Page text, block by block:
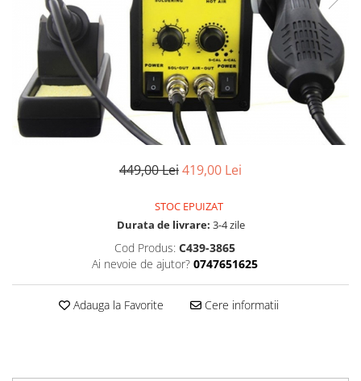
Izolatori pentru poartǎ
Izolatori Speciali
Izolatori pentru sistem T-POST
Pachete Gard electric
Gard electric pentru Animale
sălbatice
Gard Electric pentru Bovine, Oi,
Gard Electric pentru Vaci și Oi
Pachete cu Impulsator + Panou +
Alimentator Gard Electric
449,00 Lei419,00 Lei
STOC EPUIZAT
Durata de livrare: 3-4 zile
Cod Produs: C439-3865
Ai nevoie de ajutor? 0747651625
Adauga la Favorite Cere informatii